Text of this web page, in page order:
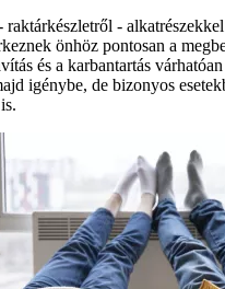
raktárkészletről - alkatrészekkel
önhöz pontosan a
és a karbantartás
igénybe, de bizonyos